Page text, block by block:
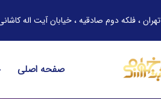
تهران ، فلکه دوم صادقیه ، خیابان آیت اله کاشانی ، نرسیده به
صفحه اصلی